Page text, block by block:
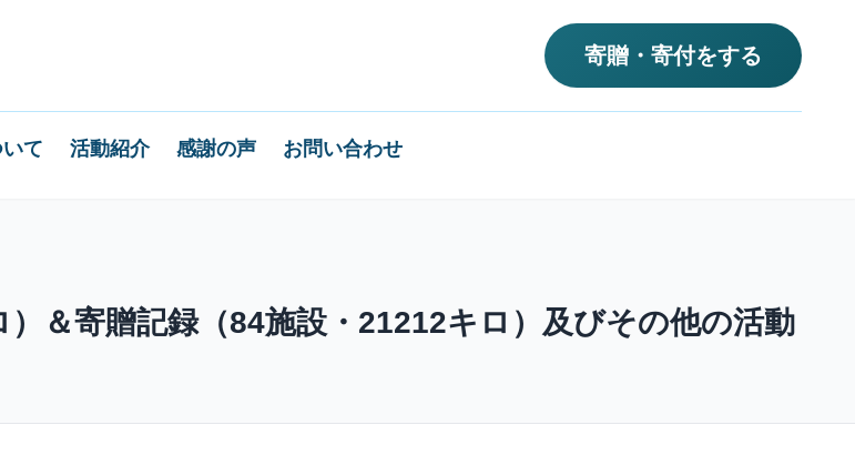
寄贈・寄付をする
て 活動紹介 感謝の声 お問い合わせ
＆寄贈記録（84施設・21212キロ）及びその他の活動